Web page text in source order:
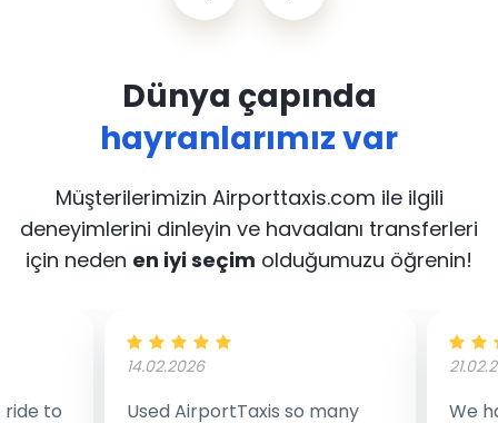
Dünya çapında
hayranlarımız var
Müşterilerimizin Airporttaxis.com ile ilgili
deneyimlerini dinleyin ve havaalanı transferleri
için neden en iyi seçim olduğumuzu öğrenin!
to
14.02.2026
Used AirportTaxis so many We